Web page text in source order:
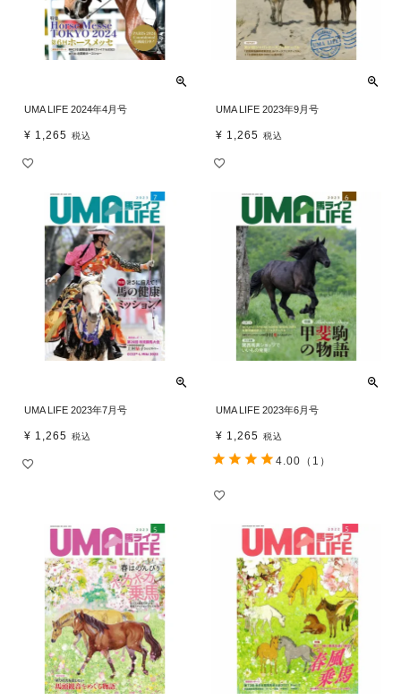
UMA LIFE 2024年4月号
¥ 1,265 税込
UMA LIFE 2023年9月号
¥ 1,265 税込
UMA LIFE 2023年7月号
¥ 1,265 税込
UMA LIFE 2023年6月号
¥ 1,265 税込
4.00 （1）